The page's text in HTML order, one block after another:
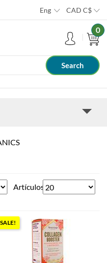
Eng CAD C$
0
Artículos
SALE!